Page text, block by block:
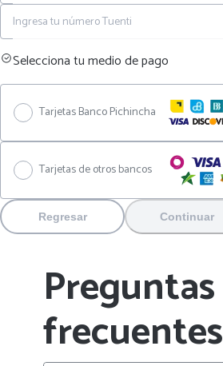
Ingresa tu número Tuenti
Selecciona tu medio de pago
Tarjetas Banco Pichincha
Tarjetas de otros bancos
Regresar Continuar
Preguntas
frecuentes